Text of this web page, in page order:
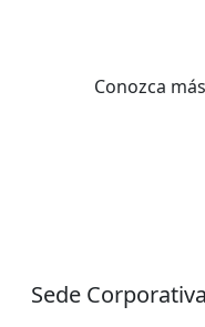
Conozca
Sede Corporativa